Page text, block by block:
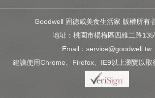
Goodwell 固德威美食生活家 版權所有‧
地址：桃園市楊梅區四維二路135
Email： service@goodwell.tw
建議使用Chrome、Firefox、IE9以上瀏覽以取